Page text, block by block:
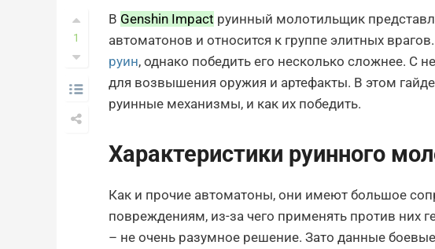
1
В Genshin Impact руинный молотильщик
автоматонов и относится к группе элитных
руин, однако победить его несколько сложнее. С
для возвышения оружия и артефакты. В этом
руинные механизмы, и как их победить.
Характеристики руинного
Как и прочие автоматоны, они имеют большое
повреждениям, из-за чего применять против них
– не очень разумное решение. Зато данные